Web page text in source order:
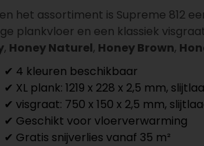
het assortiment is Supreme 812
plankvloer en een klassiek
, Honey Naturel, Honey Brown,
✔ 4 kleuren beschikbaar
✔ XL plank: 1219 x 228 x 2,5 mm,
✔ visgraat: 750 x 150 x 2,5 mm,
✔ Geschikt voor vloerverwarming
✔ Gratis snijverlies vanaf 35 m²